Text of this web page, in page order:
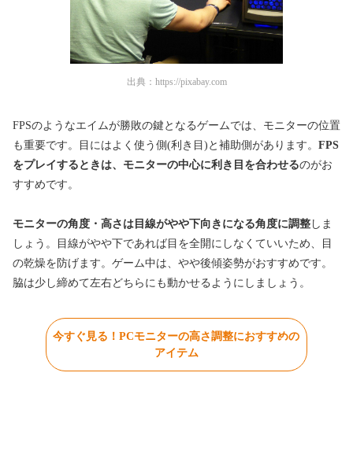
出典： https://pixabay.com
FPSのようなエイムが勝敗の鍵となるゲームでは、モニターの位置
も重要です。目にはよく使う側(利き目)と補助側があります。 FPS
をプレイするときは、モニターの中心に利き目を合わせるのがお
すすめです。
モニターの角度・高さは目線がやや下向きになる角度に調整 しま
しょう。目線がやや下であれば目を全開にしなくていいため、目
の乾燥を防げます。ゲーム中は、やや後傾姿勢がおすすめです。
脇は少し締めて左右どちらにも動かせるようにしましょう。
今すぐ見る！PCモニターの高さ調整におすすめの
アイテム